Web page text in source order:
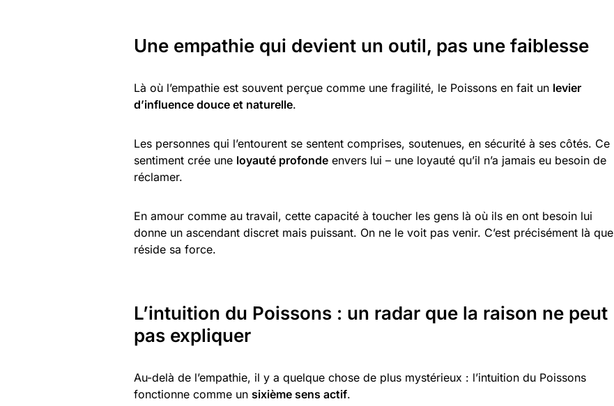
Une empathie qui devient un outil, pas une faiblesse
Là où l’empathie est souvent perçue comme une fragilité, le Poissons en fait un levier
d’influence douce et naturelle.
Les personnes qui l’entourent se sentent comprises, soutenues, en sécurité à ses côtés. Ce
sentiment crée une loyauté profonde envers lui – une loyauté qu’il n’a jamais eu besoin de
réclamer.
En amour comme au travail, cette capacité à toucher les gens là où ils en ont besoin lui
donne un ascendant discret mais puissant. On ne le voit pas venir. C’est précisément là que
réside sa force.
L’intuition du Poissons : un radar que la raison ne peut
pas expliquer
Au-delà de l’empathie, il y a quelque chose de plus mystérieux : l’intuition du Poissons
fonctionne comme un sixième sens actif.